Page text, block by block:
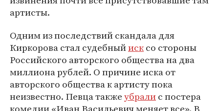
артисты.
Одним из последствий скандала для
Киркорова стал судебныйисксо стороны
Российского авторского общества на два
миллиона рублей. О причине иска от
авторского общества к артисту пока
неизвестно. Певца такжеубралис постера